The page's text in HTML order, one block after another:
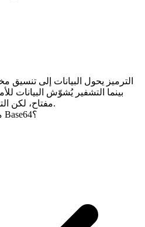
الترميز يحول البيانات إلى تنسيق
بينما التشفير يُشوّش البيانات
مفتاح، لكن التشفير يتطلب مفتاح فك تشفير.
متى يجب أن أستخدم ترميز Base64؟